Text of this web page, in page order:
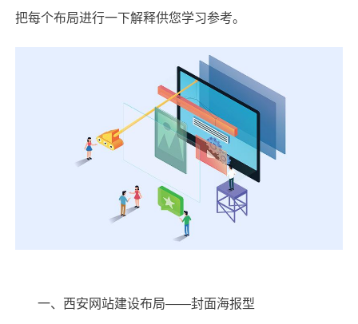
把每个布局进行一下解释供您学习参考。
一、西安 网站建设布局——封面海报型